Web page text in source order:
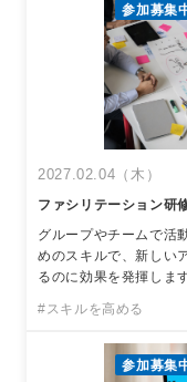
参加募集
2027.02.04（木）
ファシリテーション研
グループやチームで活
めのスキルで、新しい
るのに効果を発揮します
#スキルを高める
参加募集